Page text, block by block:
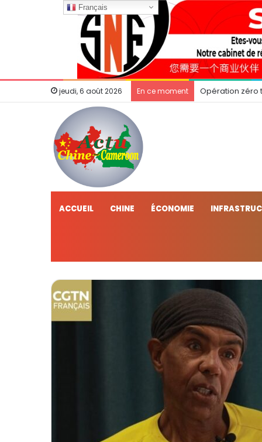
jeudi, 6 août 2026 En ce moment Opération zéro
ACCUEIL CHINE ÉCONOMIE
Français